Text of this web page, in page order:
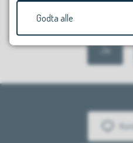
Ja
Godta alle